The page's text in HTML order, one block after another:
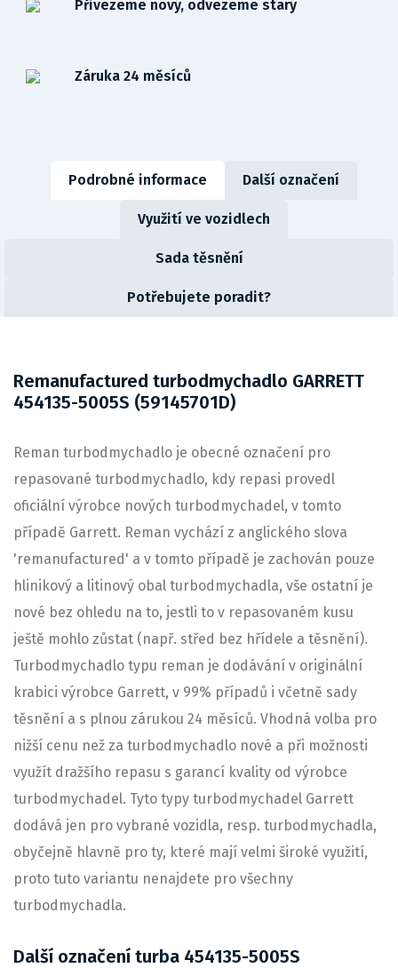
Přivezeme nový, odvezeme starý
Záruka 24 měsíců
Podrobné informace Další označení
Využití ve vozidlech
Sada těsnění
Potřebujete poradit?
Remanufactured turbodmychadlo GARRETT
454135-5005S (59145701D)
Reman turbodmychadlo je obecné označení pro
repasované turbodmychadlo, kdy repasi provedl
oficiální výrobce nových turbodmychadel, v tomto
případě Garrett. Reman vychází z anglického slova
'remanufactured' a v tomto případě je zachován pouze
hlinikový a litinový obal turbodmychadla, vše ostatní je
nové bez ohledu na to, jestli to v repasovaném kusu
ještě mohlo zůstat (např. střed bez hřídele a těsnění).
Turbodmychadlo typu reman je dodávání v originální
krabici výrobce Garrett, v 99% případů i včetně sady
těsnění a s plnou zárukou 24 měsíců. Vhodná volba pro
nižší cenu než za turbodmychadlo nové a při možnosti
využít dražšího repasu s garancí kvality od výrobce
turbodmychadel. Tyto typy turbodmychadel Garrett
dodává jen pro vybrané vozidla, resp. turbodmychadla,
obyčejně hlavně pro ty, které mají velmi široké využití,
proto tuto variantu nenajdete pro všechny
turbodmychadla.
Další označení turba 454135-5005S